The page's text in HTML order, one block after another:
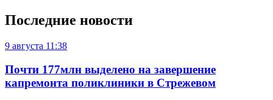
Последние новости
9 августа 11:38
Почти 177млн выделено на завершение
капремонта поликлиники в Стрежевом